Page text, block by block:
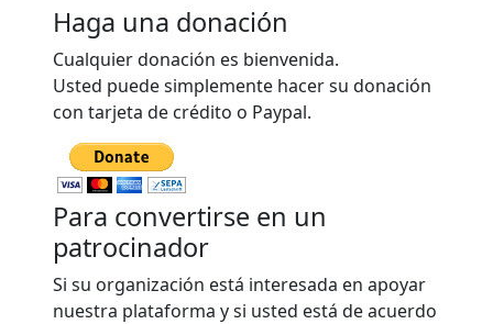
Haga una donación
Cualquier donación es bienvenida.
Usted puede simplemente hacer su donación
con tarjeta de crédito o Paypal.
Para convertirse en un
patrocinador
Si su organización está interesada en apoyar
nuestra plataforma y si usted está de acuerdo